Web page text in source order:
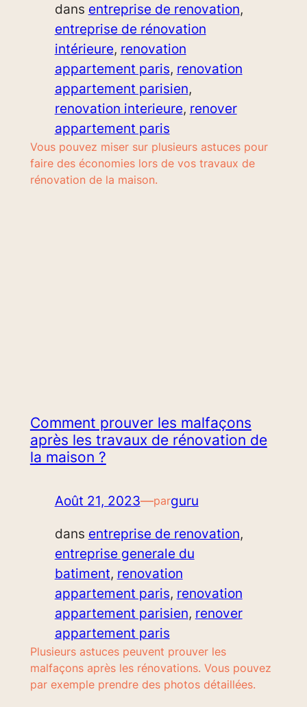
dans entreprise de renovation
entreprise de rénovation
intérieure, renovation
appartement paris, renovation
appartement parisien
renovation interieure, renover
appartement paris
Vous pouvez miser sur plusieurs astuces pour
faire des économies lors de vos travaux de
rénovation de la maison.
Comment prouver les malfaçons
après les travaux de rénovation de
la maison ?
Août 21, 2023—parguru
dans entreprise de renovation
entreprise generale du
batiment, renovation
appartement paris, renovation
appartement parisien, renover
appartement paris
Plusieurs astuces peuvent prouver les
malfaçons après les rénovations. Vous pouvez
par exemple prendre des photos détaillées.